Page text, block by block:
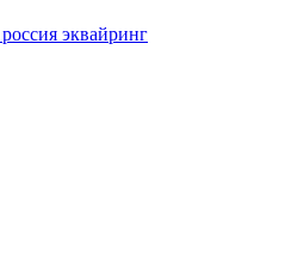
россия эквайринг